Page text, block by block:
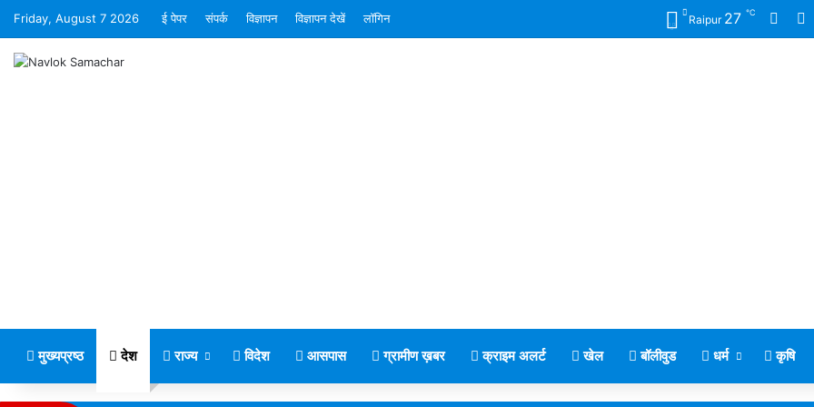
Friday, August 7 2026 ई पेपर संपर्क विज्ञापन विज्ञापन देखें लॉगिन Raipur 27 ℃
मुख्यप्रष्ठ देश राज्य विदेश आसपास ग्रामीण ख़बर क्राइम अलर्ट खेल बॉलीवुड धर्म कृषि